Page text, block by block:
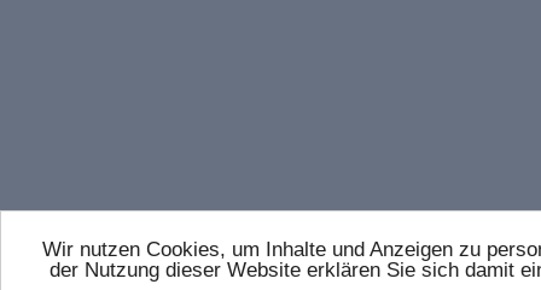
Wir nutzen Cookies, um Inhalte und Anzeigen zu
der Nutzung dieser Website erklären Sie sich damit